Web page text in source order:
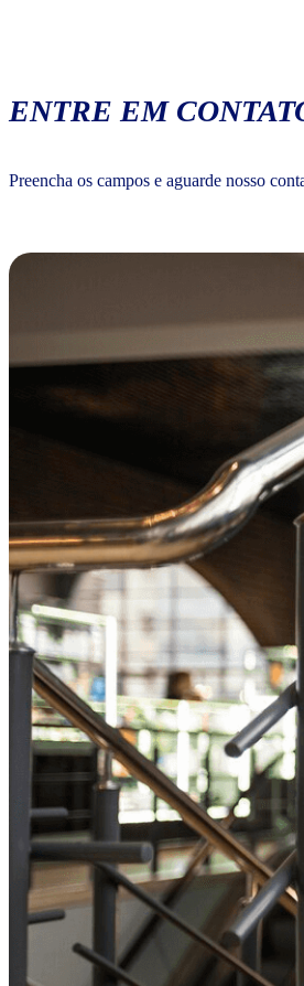
ENTRE EM
Preencha os campos e aguarde nosso